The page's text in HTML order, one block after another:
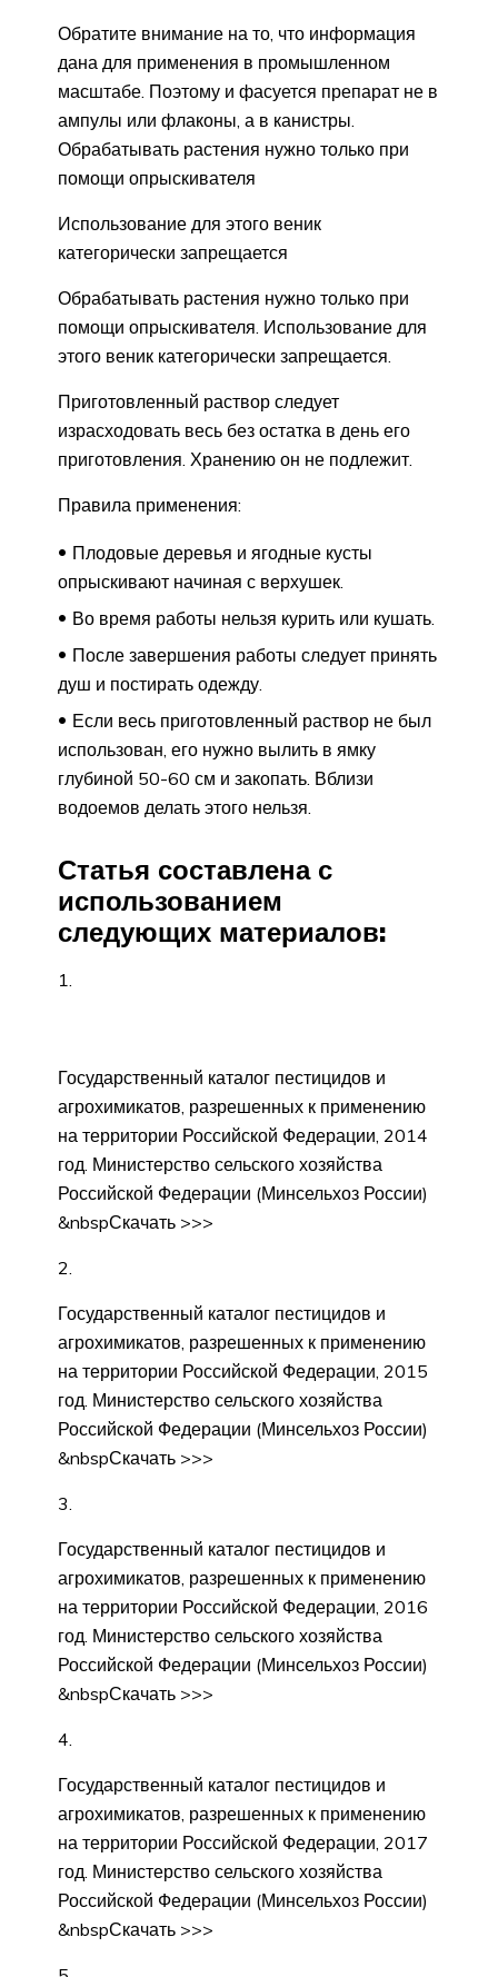
Обратите внимание на то, что информация
дана для применения в промышленном
масштабе. Поэтому и фасуется препарат не в
ампулы или флаконы, а в канистры.
Обрабатывать растения нужно только при
помощи опрыскивателя
Использование для этого веник
категорически запрещается
Обрабатывать растения нужно только при
помощи опрыскивателя. Использование для
этого веник категорически запрещается.
Приготовленный раствор следует
израсходовать весь без остатка в день его
приготовления. Хранению он не подлежит.
Правила применения:
Плодовые деревья и ягодные кусты
опрыскивают начиная с верхушек.
Во время работы нельзя курить или кушать.
После завершения работы следует принять
душ и постирать одежду.
Если весь приготовленный раствор не был
использован, его нужно вылить в ямку
глубиной 50-60 см и закопать. Вблизи
водоемов делать этого нельзя.
Статья составлена с
использованием
следующих материалов:
1.
Государственный каталог пестицидов и
агрохимикатов, разрешенных к применению
на территории Российской Федерации, 2014
год. Министерство сельского хозяйства
Российской Федерации (Минсельхоз России)
&nbspСкачать >>>
2.
Государственный каталог пестицидов и
агрохимикатов, разрешенных к применению
на территории Российской Федерации, 2015
год. Министерство сельского хозяйства
Российской Федерации (Минсельхоз России)
&nbspСкачать >>>
3.
Государственный каталог пестицидов и
агрохимикатов, разрешенных к применению
на территории Российской Федерации, 2016
год. Министерство сельского хозяйства
Российской Федерации (Минсельхоз России)
&nbspСкачать >>>
4.
Государственный каталог пестицидов и
агрохимикатов, разрешенных к применению
на территории Российской Федерации, 2017
год. Министерство сельского хозяйства
Российской Федерации (Минсельхоз России)
&nbspСкачать >>>